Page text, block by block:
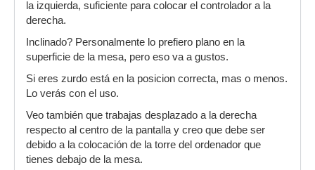
la izquierda, suficiente para colocar el controlador a la
derecha.
Inclinado? Personalmente lo prefiero plano en la
superficie de la mesa, pero eso va a gustos.
Si eres zurdo está en la posicion correcta, mas o menos.
Lo verás con el uso.
Veo también que trabajas desplazado a la derecha
respecto al centro de la pantalla y creo que debe ser
debido a la colocación de la torre del ordenador que
tienes debajo de la mesa.